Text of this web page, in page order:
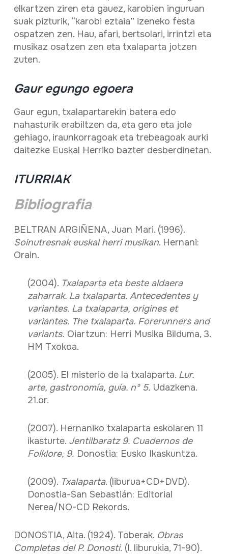
elkartzen ziren eta gauez, karobien inguruan
suak pizturik, “karobi eztaia” izeneko festa
ospatzen zen. Hau, afari, bertsolari, irrintzi eta
musikaz osatzen zen eta txalaparta jotzen
zuten.
Gaur egungo egoera
Gaur egun, txalapartarekin batera edo
nahasturik erabiltzen da, eta gero eta jole
gehiago, iraunkorragoak eta trebeagoak aurki
daitezke Euskal Herriko bazter desberdinetan.
ITURRIAK
Bibliografia
BELTRAN ARGIÑENA, Juan Mari. (1996).
Soinutresnak euskal herri musikan. Hernani:
Orain.
(2004). Txalaparta eta beste aldaera
zaharrak. La txalaparta. Antecedentes y
variantes. La txalaparta, origines et
variantes. The txalaparta. Forerunners and
variants. Oiartzun: Herri Musika Bilduma, 3.
HM Txokoa.
(2005). El misterio de la txalaparta. Lur.
arte, gastronomía, guía. nº 5. Udazkena.
21.or.
(2007). Hernaniko txalaparta eskolaren 11
ikasturte. Jentilbaratz 9. Cuadernos de
Folklore, 9. Donostia: Eusko Ikaskuntza.
(2009). Txalaparta. (liburua+CD+DVD).
Donostia-San Sebastián: Editorial
Nerea/NO-CD Rekords.
DONOSTIA, Aita. (1924). Toberak. Obras
Completas del P. Donosti. (I. liburukia, 71-90).